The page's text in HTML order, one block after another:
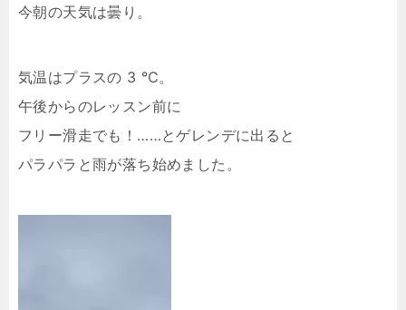
今朝の天気は曇り。
気温はプラスの 3 ℃。
午後からのレッスン前に
フリー滑走でも！……とゲレンデに出ると
パラパラと雨が落ち始めました。